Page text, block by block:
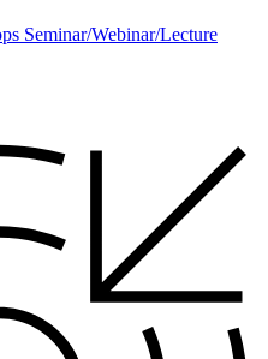
Seminar/Webinar/Lecture